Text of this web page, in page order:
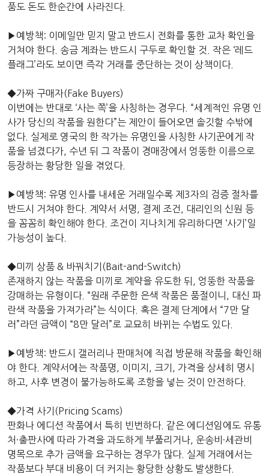
품도 돈도 한순간에 사라진다.
▶예방책: 이메일만 믿지 말고 반드시 전화를 통한 교차 확인을
거쳐야 한다. 송금 계좌는 반드시 구두로 확인할 것. 작은 ‘레드
플래그’라도 보이면 즉각 거래를 중단하는 것이 상책이다.
◆가짜 구매자(Fake Buyers)
이번에는 반대로 ‘사는 쪽’을 사칭하는 경우다. “세계적인 유명 인
사가 당신의 작품을 원한다”는 제안이 들어오면 솔깃할 수밖에
없다. 실제로 영국의 한 작가는 유명인을 사칭한 사기꾼에게 작
품을 넘겼다가, 수년 뒤 그 작품이 경매장에서 엉뚱한 이름으로
등장하는 황당한 일을 겪었다.
▶예방책: 유명 인사를 내세운 거래일수록 제3자의 검증 절차를
반드시 거쳐야 한다. 계약서 서명, 결제 조건, 대리인의 신원 등
을 꼼꼼히 확인해야 한다. 조건이 지나치게 유리하다면 ‘사기’일
가능성이 높다.
◆미끼 상품 & 바꿔치기(Bait-and-Switch)
존재하지 않는 작품을 미끼로 계약을 유도한 뒤, 엉뚱한 작품을
강매하는 유형이다. “원래 주문한 은색 작품은 품절이니, 대신 파
란색 작품을 가져가라”는 식이다. 혹은 결제 단계에서 “7만 달
러”라던 금액이 “8만 달러”로 교묘히 바뀌는 수법도 있다.
▶예방책: 반드시 갤러리나 판매처에 직접 방문해 작품을 확인해
야 한다. 계약서에는 작품명, 이미지, 크기, 가격을 상세히 명시
하고, 사후 변경이 불가능하도록 조항을 넣는 것이 안전하다.
◆가격 사기(Pricing Scams)
판화나 에디션 작품에서 특히 빈번하다. 같은 에디션임에도 유통
처·출판사에 따라 가격을 과도하게 부풀리거나, 운송비·세관비
명목으로 추가 금액을 요구하는 경우가 많다. 실제 거래에서는
작품보다 부대 비용이 더 커지는 황당한 상황도 발생한다.